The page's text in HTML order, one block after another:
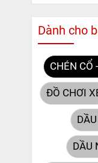
giải pháp
riêng cho
MF
quy khô này
Dành cho
CHÉN CỔ
ĐỒ CHƠI
DẦU